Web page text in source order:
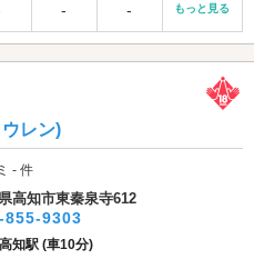
-
-
もっと見る
レン)
- 件
高知市東秦泉寺612
855-9303
高知駅 (車10分)